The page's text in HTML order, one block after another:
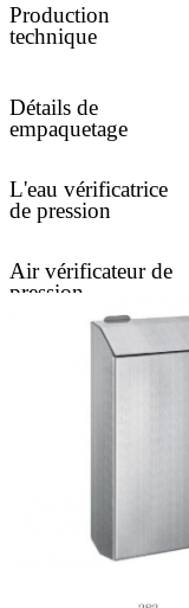
Production
technique
Détails de
empaquetage
L'eau vérificatrice
de pression
Air vérificateur de
pression